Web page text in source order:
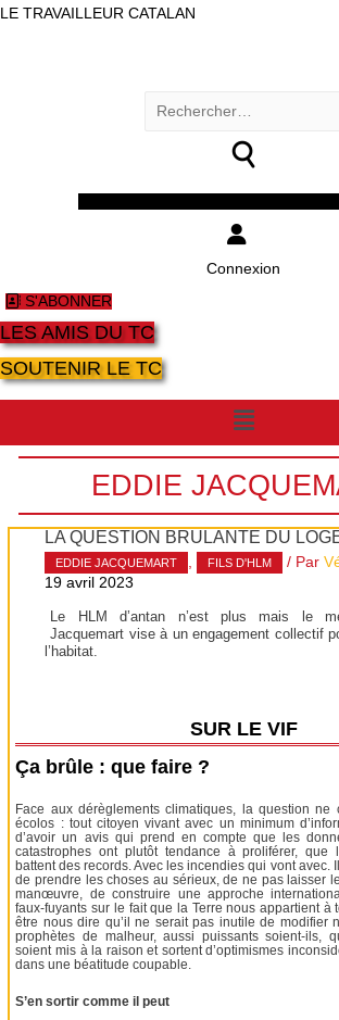
LE TRAVAILLEUR CATALAN
Rechercher :
Connexion
S'ABONNER
LES AMIS DU TC
SOUTENIR LE TC
Menu
EDDIE
LA QUESTION BRÛLANTE DU
EDDIE JACQUEMART , FILS D'HLM / Par
19 avril 2023
Le HLM d’antan n’est plus mais le
Jacquemart vise à un engagement collectif
l’habitat.
SUR LE VIF
Ça brûle : que faire ?
Face aux dérèglements climatiques, la question ne
écolos : tout citoyen vivant avec un minimum
d’avoir un avis qui prend en compte que les
catastrophes ont plutôt tendance à proliférer, que
battent des records. Avec les incendies qui vont avec.
de prendre les choses au sérieux, de ne pas laisser
manœuvre, de construire une approche
faux-fuyants sur le fait que la Terre nous appartient à
être nous dire qu’il ne serait pas inutile de modifier
prophètes de malheur, aussi puissants soient-ils,
soient mis à la raison et sortent d’optimismes
dans une béatitude coupable.
S’en sortir comme il peut